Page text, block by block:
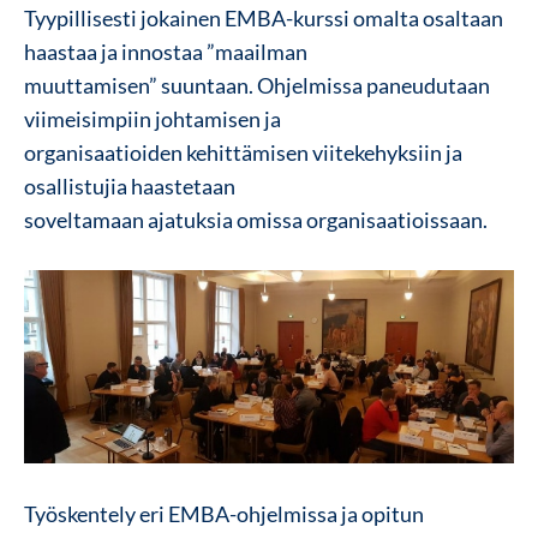
Tyypillisesti jokainen EMBA-kurssi omalta osaltaan
haastaa ja innostaa ”maailman
muuttamisen” suuntaan. Ohjelmissa paneudutaan
viimeisimpiin johtamisen ja
organisaatioiden kehittämisen viitekehyksiin ja
osallistujia haastetaan
soveltamaan ajatuksia omissa organisaatioissaan.
Työskentely eri EMBA-ohjelmissa ja opitun